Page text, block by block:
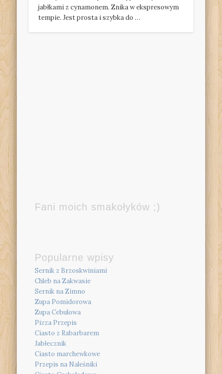
jabłkami z cynamonem. Znika w ekspresowym
tempie. Jest prosta i szybka do …
Fani moich smakołyków ;)
Popularne wpisy
Sernik z Brzoskwiniami
Chleb na Zakwasie
Sernik na Zimno
Zupa Pomidorowa
Zupa Cebulowa
Pizza Przepis
Ciasto z Rabarbarem
Jabłecznik
Ciasto marchewkowe
Przepis na Naleśniki